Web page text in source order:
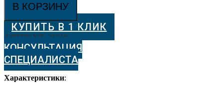
BUSSARE
11-
50
Чёрный
В КОРЗИНУ
КУПИТЬ В 1 КЛИК
АРТИКУЛ: 21810
КОНСУЛЬТАЦИЯ
СПЕЦИАЛИСТА
Характеристики: